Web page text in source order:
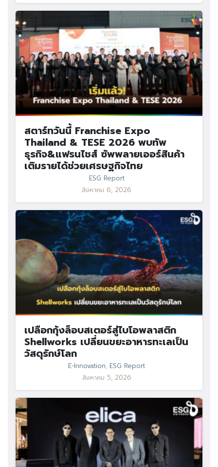
สตาร์ทวันนี้ Franchise Expo
Thailand & TESE 2026 พบทัพ
ธุรกิจ&แฟรนไชส์ ซัพพลายเออร์สินค้า
เติมรายได้ช่วยเศรษฐกิจไทย
ESG Report
สิงหาคม 6, 2026
เปลือกกุ้งล็อบสเตอร์สู่ไบโอพลาสติก
Shellworks เปลี่ยนขยะอาหารทะเลเป็น
วัสดุรักษ์โลก
E-Innovation, ESG Report
สิงหาคม 5, 2026